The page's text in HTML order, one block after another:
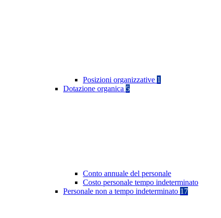
Posizioni organizzative 1
Dotazione organica 5
Conto annuale del personale
Costo personale tempo indeterminato
Personale non a tempo indeterminato 17